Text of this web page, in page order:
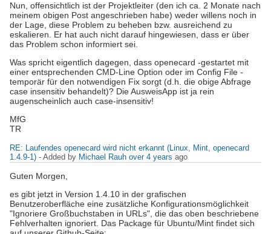
Nun, offensichtlich ist der Projektleiter (den ich ca. 2 Monate nach
meinem obigen Post angeschrieben habe) weder willens noch in
der Lage, diese Problem zu beheben bzw. ausreichend zu
eskalieren. Er hat auch nicht darauf hingewiesen, dass er über
das Problem schon informiert sei.
Was spricht eigentlich dagegen, dass openecard -gestartet mit
einer entsprechenden CMD-Line Option oder im Config File -
temporär für den notwendigen Fix sorgt (d.h. die obige Abfrage
case insensitiv behandelt)? Die AusweisApp ist ja rein
augenscheinlich auch case-insensitiv!
MfG
TR
RE: Laufendes openecard wird nicht erkannt (Linux, Mint, openecard
1.4.9-1) - Added by Michael Rauh over 4 years ago
Guten Morgen,
es gibt jetzt in Version 1.4.10 in der grafischen
Benutzeroberfläche eine zusätzliche Konfigurationsmöglichkeit
"Ignoriere Großbuchstaben in URLs", die das oben beschriebene
Fehlverhalten ignoriert. Das Package für Ubuntu/Mint findet sich